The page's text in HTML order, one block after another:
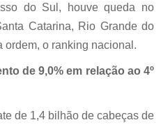
do Sul, houve queda no
Catarina, Rio Grande do
ordem, o ranking nacional.
de 9,0% em relação ao 4º
de 1,4 bilhão de cabeças de